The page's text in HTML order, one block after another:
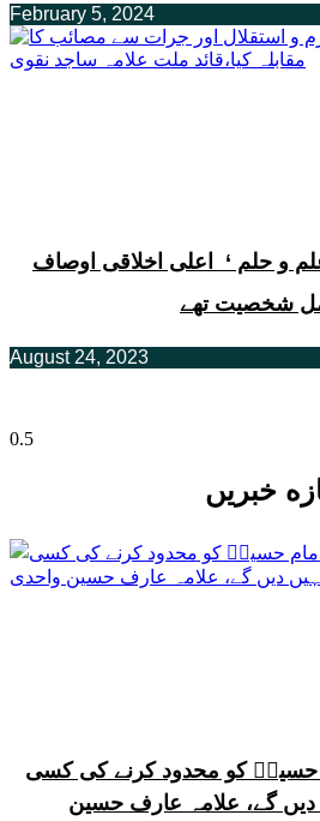
February 5, 2024
و حلم ‘ اعلی اخلاقی اوصاف
شخصیت تھے
August 24, 2023
خبریں
حسینؑ کو محدود کرنے کی کسی
گے، علامہ عارف حسین